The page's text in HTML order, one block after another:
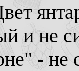
и не
- не